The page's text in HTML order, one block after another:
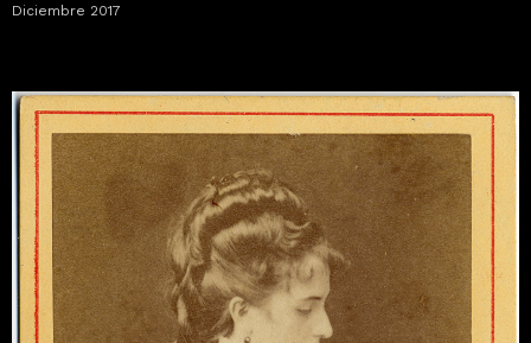
Diciembre 2017